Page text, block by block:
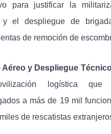
para justificar la
y el despliegue de
de remoción de
Aéreo y Despliegue
logística que
a más de 19 mil
de rescatistas